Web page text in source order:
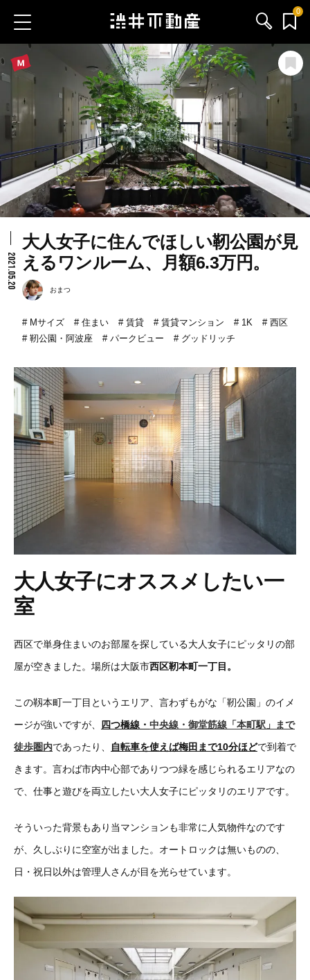
0
お気に入り物件 お問い合わせ
ブログ
サービス内容
渋井不動産のメンバー
会社情報
2021.05.20
大人女子に住んでほしい靭公園が見
えるワンルーム、月額6.3万円。
おまつ
Mサイズ 住まい 賃貸 賃貸マンション 1K
西区
靭公園・阿波座
パークビュー グッドリッチ
大人女子にオススメしたい一
室
西区で単身住まいのお部屋を探している大人女子にピッタリの部
屋が空きました。場所は大阪市西区靭本町一丁目。
この靱本町一丁目というエリア、言わずもがな「靭公園」のイメ
ージが強いですが、
四つ橋線・ 中央線・御堂筋線「本町駅」まで
徒歩圏内であったり、 自転車を使えば梅田まで10分ほどで到着で
きます。言わば市内中心部でありつつ緑を感じられるエリアなの
で、仕事と遊びを両立したい大人女子にピッタリのエリアです。
そういった背景もあり当マンションも非常に人気物件なのです
が、久しぶりに空室が出ました。オートロックは無いものの、
日・祝日以外は管理人さんが目を光らせています。